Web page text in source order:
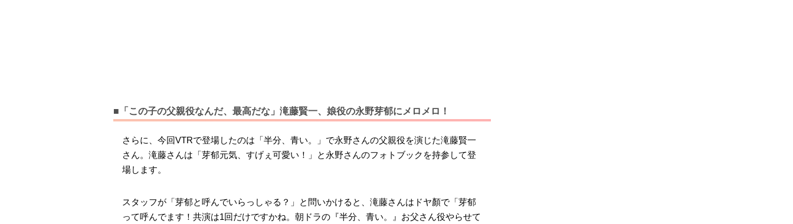
■「この子の父親役なんだ、最高だな」滝藤賢一、娘役の永野芽郁にメロメロ！
さらに、今回VTRで登場したのは「半分、青い。」で永野さんの父親役を演じた滝藤賢一
さん。滝藤さんは「芽郁元気、すげぇ可愛い！」と永野さんのフォトブックを持参して登
場します。
スタッフが「芽郁と呼んでいらっしゃる？」と問いかけると、滝藤さんはドヤ顏で「芽郁
って呼んでます！共演は1回だけですかね。朝ドラの『半分、青い。』お父さん役やらせて